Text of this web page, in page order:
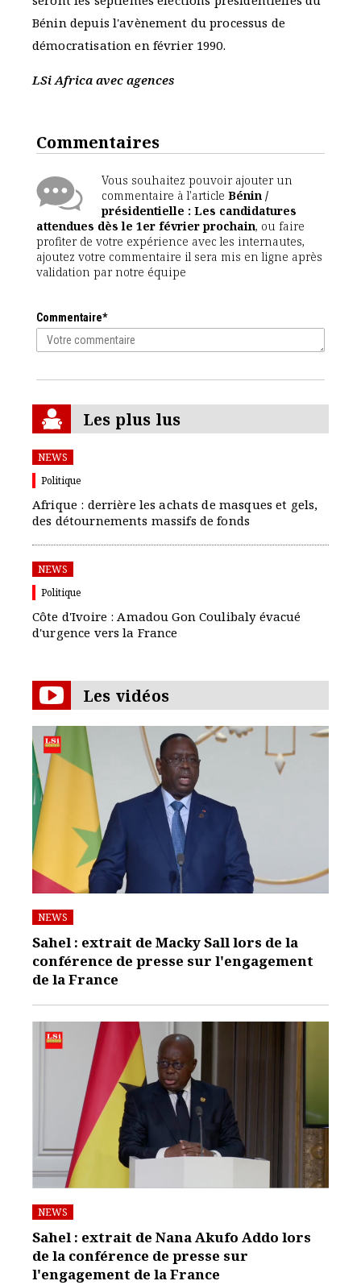
Bénin depuis l'avènement du processus de
démocratisation en février 1990.
LSi Africa avec agences
Commentaires
Vous souhaitez pouvoir ajouter un
commentaire à l'article Bénin /
présidentielle : Les candidatures
attendues dès le 1er février prochain, ou faire
profiter de votre expérience avec les internautes,
ajoutez votre commentaire il sera mis en ligne après
validation par notre équipe
Commentaire*
Les plus lus
NEWS
Politique
Afrique : derrière les achats de masques et gels,
des détournements massifs de fonds
NEWS
Politique
Côte d'Ivoire : Amadou Gon Coulibaly évacué
d'urgence vers la France
Les vidéos
NEWS
Sahel : extrait de Macky Sall lors de la
conférence de presse sur l'engagement
de la France
NEWS
Sahel : extrait de Nana Akufo Addo lors
de la conférence de presse sur
l'engagement de la France